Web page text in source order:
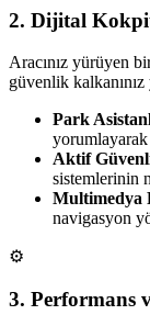
2. Dijital
Aracınız yürüyen
güvenlik kalkanınız
Park
Aktif
sistemlerinin
Multimedya
navigasyon
⚙️
3. Performans